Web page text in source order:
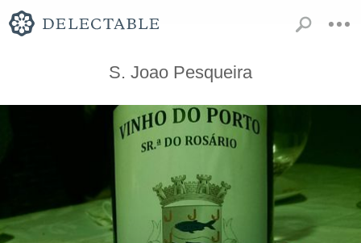
S. Joao Pesqueira